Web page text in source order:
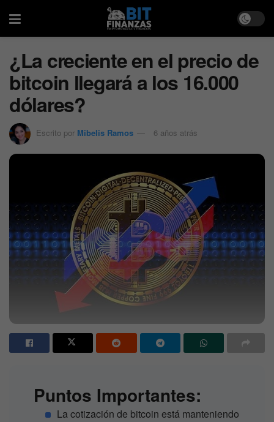
¿La creciente en el precio de
bitcoin llegará a los 16.000
dólares?
Escrito por Mibelis Ramos 6 años atrás
Puntos Importantes:
La cotización de bitcoin está manteniendo